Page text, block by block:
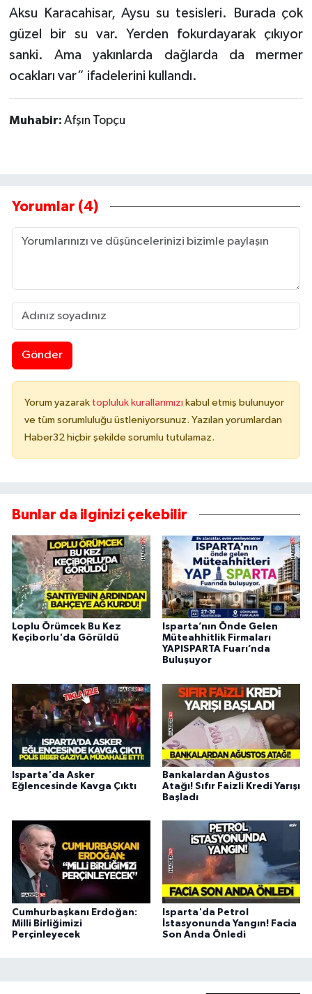
Aksu Karacahisar, Aysu su tesisleri. Burada çok
güzel bir su var. Yerden fokurdayarak çıkıyor
sanki. Ama yakınlarda dağlarda da mermer
ocakları var” ifadelerini kullandı.
Muhabir: Afşın Topçu
Yorumlar (4)
Gönder
Yorum yazarak topluluk kurallarımızı kabul etmiş bulunuyor
ve tüm sorumluluğu üstleniyorsunuz. Yazılan yorumlardan
Haber32 hiçbir şekilde sorumlu tutulamaz.
Bunlar da ilginizi çekebilir
Loplu Örümcek Bu Kez
Keçiborlu'da Görüldü
Isparta’nın Önde Gelen
Müteahhitlik Firmaları
YAPISPARTA Fuarı’nda
Buluşuyor
Isparta'da Asker
Eğlencesinde Kavga Çıktı
Bankalardan Ağustos
Atağı! Sıfır Faizli Kredi Yarışı
Başladı
Cumhurbaşkanı Erdoğan:
Milli Birliğimizi
Perçinleyecek
Isparta'da Petrol
İstasyonunda Yangın! Facia
Son Anda Önledi